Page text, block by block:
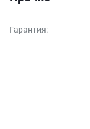
Гарантия: